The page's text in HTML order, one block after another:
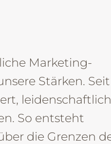
Marketing-
Stärken.
So entsteht
die Grenzen